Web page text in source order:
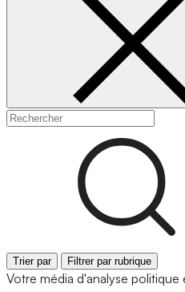
Trier par Filtrer par rubrique
Votre média d'analyse